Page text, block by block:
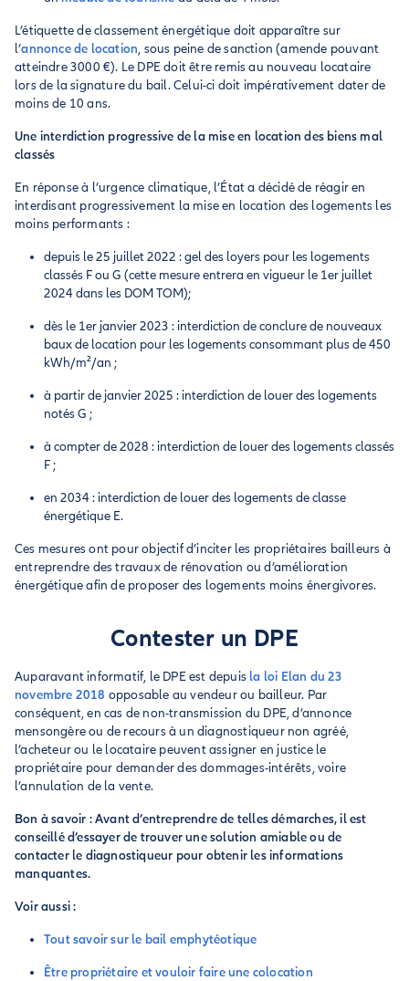
L’étiquette de classement énergétique doit apparaître sur
l’annonce de location, sous peine de sanction (amende pouvant
atteindre 3000 €). Le DPE doit être remis au nouveau locataire
lors de la signature du bail. Celui-ci doit impérativement dater de
moins de 10 ans.
Une interdiction progressive de la mise en location des biens mal
classés
En réponse à l’urgence climatique, l’État a décidé de réagir en
interdisant progressivement la mise en location des logements les
moins performants :
depuis le 25 juillet 2022 : gel des loyers pour les logements
classés F ou G (cette mesure entrera en vigueur le 1er juillet
2024 dans les DOM TOM);
dès le 1er janvier 2023 : interdiction de conclure de nouveaux
baux de location pour les logements consommant plus de 450
kWh/m²/an ;
à partir de janvier 2025 : interdiction de louer des logements
notés G ;
à compter de 2028 : interdiction de louer des logements classés
F ;
en 2034 : interdiction de louer des logements de classe
énergétique E.
Ces mesures ont pour objectif d’inciter les propriétaires bailleurs à
entreprendre des travaux de rénovation ou d’amélioration
énergétique afin de proposer des logements moins énergivores.
Contester un DPE
Auparavant informatif, le DPE est depuis la loi Elan du 23
novembre 2018 opposable au vendeur ou bailleur. Par
conséquent, en cas de non-transmission du DPE, d’annonce
mensongère ou de recours à un diagnostiqueur non agréé,
l’acheteur ou le locataire peuvent assigner en justice le
propriétaire pour demander des dommages-intérêts, voire
l’annulation de la vente.
Bon à savoir : Avant d’entreprendre de telles démarches, il est
conseillé d’essayer de trouver une solution amiable ou de
contacter le diagnostiqueur pour obtenir les informations
manquantes.
Voir aussi :
Tout savoir sur le bail emphytéotique
Être propriétaire et vouloir faire une colocation